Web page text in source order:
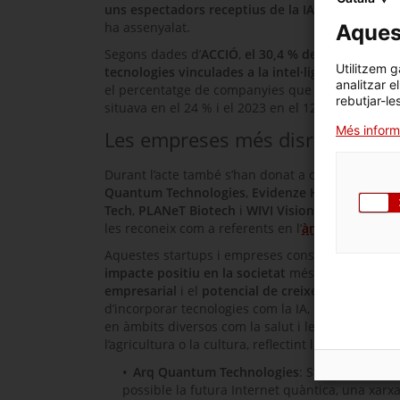
uns espectadors receptius de la IA, o
ha assenyalat.
Segons dades d’ACCIÓ, el 30,4 % de les empreses
tecnologies vinculades a la intel·ligència
el percentatge de companyies que van apostar
situava en el 24 % i el 2023 en el 12,6 %.
Les empreses més disruptives
Durant l’acte també s’han donat a conèixer les
Quantum Technologies, Evidenze Health
Tech, PLANeT Biotech i WIVI Vision . Totes elles
les reconeix com a referents en l’àmbit de la
Aquestes startups i empreses consolidades han
impacte positiu en la societat més enllà dels
empresarial i el potencial de creixement
d’incorporar tecnologies com la IA, el
o
en àmbits diversos com la salut i les ciències de
l’agricultura o la cultura, reflectint la
Arq Quantum Technologies: Startup deep-
possible la futura Internet quàntica, una
Utilitzem
analitzar
rebutjar-
Més